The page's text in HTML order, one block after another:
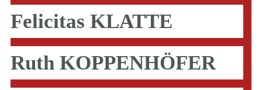
Felicitas KLATTE
Ruth KOPPENHÖFER